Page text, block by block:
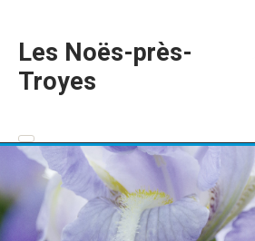
Les Noës-près-
Troyes